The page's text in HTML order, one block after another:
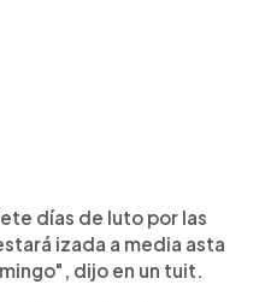
días de luto por las
izada a media asta
dijo en un tuit.